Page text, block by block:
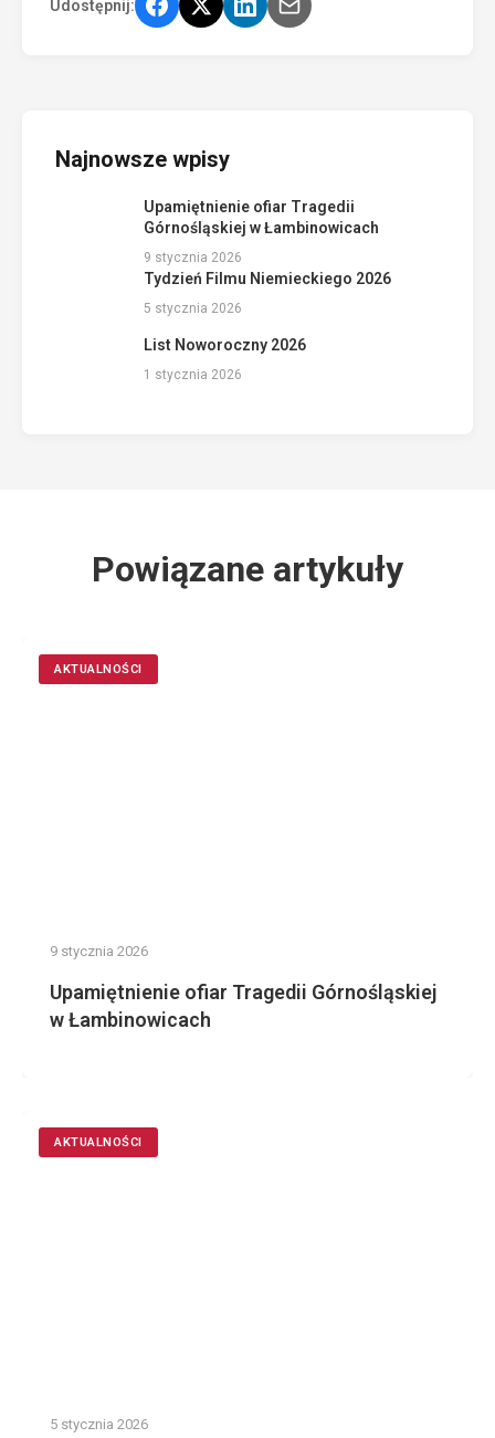
Udostępnij:
Najnowsze wpisy
Upamiętnienie ofiar Tragedii
Górnośląskiej w Łambinowicach
9 stycznia 2026
Tydzień Filmu Niemieckiego 2026
5 stycznia 2026
List Noworoczny 2026
1 stycznia 2026
Powiązane artykuły
AKTUALNOŚCI
9 stycznia 2026
Upamiętnienie ofiar Tragedii Górnośląskiej
w Łambinowicach
AKTUALNOŚCI
5 stycznia 2026